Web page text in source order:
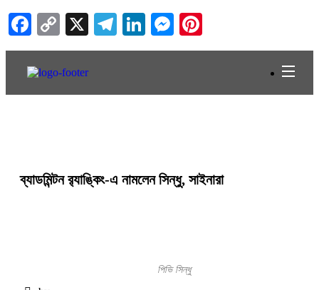
Facebook
Copy
Link
X Telegram
LinkedIn
Messenger
ব্যাডমিন্টন র‍্যাঙ্কিং-এ নামলেন সিন্ধু, সাইনারা
পিভি সিন্ধু